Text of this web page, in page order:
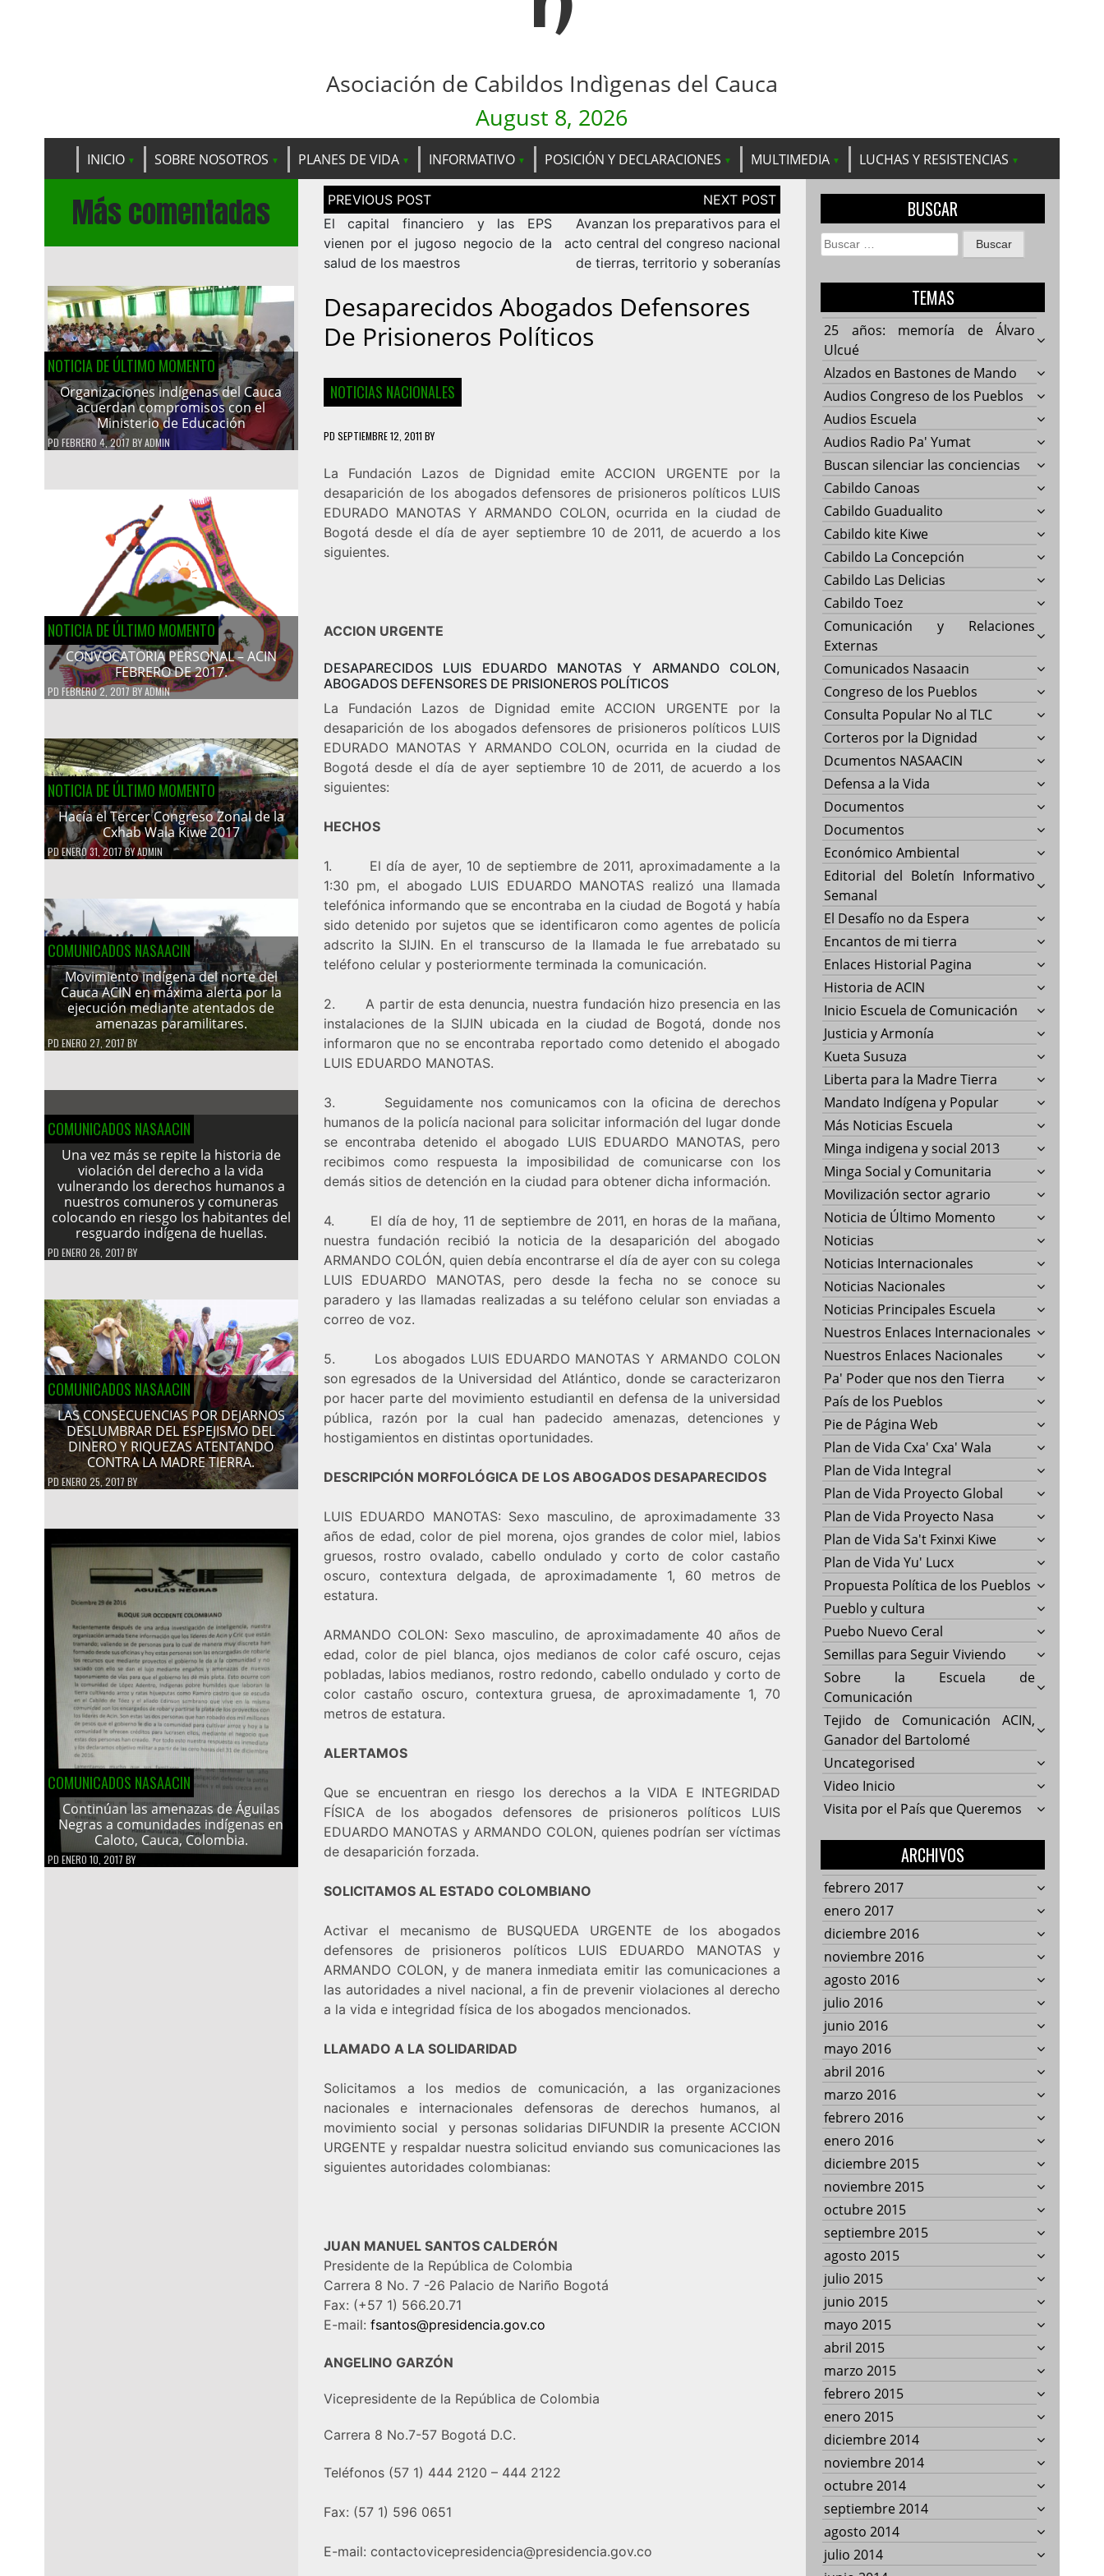
Asociación de Cabildos Indìgenas del Cauca
August 8, 2026
INICIO SOBRE NOSOTROS PLANES DE VIDA INFORMATIVO POSICIÓN Y DECLARACIONES MULTIMEDIA LUCHAS Y RESISTENCIAS
Más comentadas
NOTICIA DE ÚLTIMO MOMENTO
Organizaciones indígenas del Cauca
acuerdan compromisos con el
Ministerio de Educación
PD FEBRERO 4, 2017 BYADMIN
NOTICIA DE ÚLTIMO MOMENTO
CONVOCATORIA PERSONAL – ACIN
FEBRERO DE 2017.
PD FEBRERO 2, 2017BYADMIN
NOTICIA DE ÚLTIMO MOMENTO
Hacía el Tercer Congreso Zonal de la
Cxhab Wala Kiwe 2017
PDENERO 31, 2017BYADMIN
COMUNICADOS NASAACIN
Movimiento indígena del norte del
Cauca ACIN en máxima alerta por la
ejecución mediante atentados de
amenazas paramilitares.
PD ENERO 27, 2017 BY
COMUNICADOS NASAACIN
Una vez más se repite la historia de
violación del derecho a la vida
vulnerando los derechos humanos a
nuestros comuneros y comuneras
colocando en riesgo los habitantes del
resguardo indígena de huellas.
PD ENERO 26, 2017 BY
COMUNICADOS NASAACIN
LAS CONSECUENCIAS POR DEJARNOS
DESLUMBRAR DEL ESPEJISMO DEL
DINERO Y RIQUEZAS ATENTANDO
CONTRA LA MADRE TIERRA.
PDENERO 25, 2017 BY
COMUNICADOS NASAACIN
Continúan las amenazas de Águilas
Negras a comunidades indígenas en
Caloto, Cauca, Colombia.
PD ENERO 10, 2017 BY
Navegación
de
entradas
El capital financiero y las EPS
vienen por el jugoso negocio de la
salud de los maestros
Avanzan los preparativos para el
acto central del congreso nacional
de tierras, territorio y soberanías
Desaparecidos Abogados Defensores
De Prisioneros Políticos
NOTICIAS NACIONALES
PD SEPTIEMBRE 12, 2011 BY
La Fundación Lazos de Dignidad emite ACCION URGENTE por la
desaparición de los abogados defensores de prisioneros políticos LUIS
EDURADO MANOTAS Y ARMANDO COLON, ocurrida en la ciudad de
Bogotá desde el día de ayer septiembre 10 de 2011, de acuerdo a los
siguientes.
ACCION URGENTE
DESAPARECIDOS LUIS EDUARDO MANOTAS Y ARMANDO COLON,
ABOGADOS DEFENSORES DE PRISIONEROS POLÍTICOS
La Fundación Lazos de Dignidad emite ACCION URGENTE por la
desaparición de los abogados defensores de prisioneros políticos LUIS
EDURADO MANOTAS Y ARMANDO COLON, ocurrida en la ciudad de
Bogotá desde el día de ayer septiembre 10 de 2011, de acuerdo a los
siguientes:
HECHOS
1. El día de ayer, 10 de septiembre de 2011, aproximadamente a la
1:30 pm, el abogado LUIS EDUARDO MANOTAS realizó una llamada
telefónica informando que se encontraba en la ciudad de Bogotá y había
sido detenido por sujetos que se identificaron como agentes de policía
adscrito la SIJIN. En el transcurso de la llamada le fue arrebatado su
teléfono celular y posteriormente terminada la comunicación.
2. A partir de esta denuncia, nuestra fundación hizo presencia en las
instalaciones de la SIJIN ubicada en la ciudad de Bogotá, donde nos
informaron que no se encontraba reportado como detenido el abogado
LUIS EDUARDO MANOTAS.
3. Seguidamente nos comunicamos con la oficina de derechos
humanos de la policía nacional para solicitar información del lugar donde
se encontraba detenido el abogado LUIS EDUARDO MANOTAS, pero
recibimos como respuesta la imposibilidad de comunicarse con los
demás sitios de detención en la ciudad para obtener dicha información.
4. El día de hoy, 11 de septiembre de 2011, en horas de la mañana,
nuestra fundación recibió la noticia de la desaparición del abogado
ARMANDO COLÓN, quien debía encontrarse el día de ayer con su colega
LUIS EDUARDO MANOTAS, pero desde la fecha no se conoce su
paradero y las llamadas realizadas a su teléfono celular son enviadas a
correo de voz.
5. Los abogados LUIS EDUARDO MANOTAS Y ARMANDO COLON
son egresados de la Universidad del Atlántico, donde se caracterizaron
por hacer parte del movimiento estudiantil en defensa de la universidad
pública, razón por la cual han padecido amenazas, detenciones y
hostigamientos en distintas oportunidades.
DESCRIPCIÓN MORFOLÓGICA DE LOS ABOGADOS DESAPARECIDOS
LUIS EDUARDO MANOTAS: Sexo masculino, de aproximadamente 33
años de edad, color de piel morena, ojos grandes de color miel, labios
gruesos, rostro ovalado, cabello ondulado y corto de color castaño
oscuro, contextura delgada, de aproximadamente 1, 60 metros de
estatura.
ARMANDO COLON: Sexo masculino, de aproximadamente 40 años de
edad, color de piel blanca, ojos medianos de color café oscuro, cejas
pobladas, labios medianos, rostro redondo, cabello ondulado y corto de
color castaño oscuro, contextura gruesa, de aproximadamente 1, 70
metros de estatura.
ALERTAMOS
Que se encuentran en riesgo los derechos a la VIDA E INTEGRIDAD
FÍSICA de los abogados defensores de prisioneros políticos LUIS
EDUARDO MANOTAS y ARMANDO COLON, quienes podrían ser víctimas
de desaparición forzada.
SOLICITAMOS AL ESTADO COLOMBIANO
Activar el mecanismo de BUSQUEDA URGENTE de los abogados
defensores de prisioneros políticos LUIS EDUARDO MANOTAS y
ARMANDO COLON, y de manera inmediata emitir las comunicaciones a
las autoridades a nivel nacional, a fin de prevenir violaciones al derecho
a la vida e integridad física de los abogados mencionados.
LLAMADO A LA SOLIDARIDAD
Solicitamos a los medios de comunicación, a las organizaciones
nacionales e internacionales defensoras de derechos humanos, al
movimiento social y personas solidarias DIFUNDIR la presente ACCION
URGENTE y respaldar nuestra solicitud enviando sus comunicaciones las
siguientes autoridades colombianas:
JUAN MANUEL SANTOS CALDERÓN
Presidente de la República de Colombia
Carrera 8 No. 7 -26 Palacio de Nariño Bogotá
Fax: (+57 1) 566.20.71
E-mail: fsantos@presidencia.gov.co
ANGELINO GARZÓN
Vicepresidente de la República de Colombia
Carrera 8 No.7-57 Bogotá D.C.
Teléfonos (57 1) 444 2120 – 444 2122
Fax: (57 1) 596 0651
E-mail: contactovicepresidencia@presidencia.gov.co
BUSCAR
Buscar:
TEMAS
25 años: memoría de Álvaro
Ulcué
Alzados en Bastones de Mando
Audios Congreso de los Pueblos
Audios Escuela
Audios Radio Pa' Yumat
Buscan silenciar las conciencias
Cabildo Canoas
Cabildo Guadualito
Cabildo kite Kiwe
Cabildo La Concepción
Cabildo Las Delicias
Cabildo Toez
Comunicación y Relaciones
Externas
Comunicados Nasaacin
Congreso de los Pueblos
Consulta Popular No al TLC
Corteros por la Dignidad
Dcumentos NASAACIN
Defensa a la Vida
Documentos
Documentos
Económico Ambiental
Editorial del Boletín Informativo
Semanal
El Desafío no da Espera
Encantos de mi tierra
Enlaces Historial Pagina
Historia de ACIN
Inicio Escuela de Comunicación
Justicia y Armonía
Kueta Susuza
Liberta para la Madre Tierra
Mandato Indígena y Popular
Más Noticias Escuela
Minga indigena y social 2013
Minga Social y Comunitaria
Movilización sector agrario
Noticia de Último Momento
Noticias
Noticias Internacionales
Noticias Nacionales
Noticias Principales Escuela
Nuestros Enlaces Internacionales
Nuestros Enlaces Nacionales
Pa' Poder que nos den Tierra
País de los Pueblos
Pie de Página Web
Plan de Vida Cxa' Cxa' Wala
Plan de Vida Integral
Plan de Vida Proyecto Global
Plan de Vida Proyecto Nasa
Plan de Vida Sa't Fxinxi Kiwe
Plan de Vida Yu' Lucx
Propuesta Política de los Pueblos
Pueblo y cultura
Puebo Nuevo Ceral
Semillas para Seguir Viviendo
Sobre la Escuela de
Comunicación
Tejido de Comunicación ACIN,
Ganador del Bartolomé
Uncategorised
Video Inicio
Visita por el País que Queremos
ARCHIVOS
febrero 2017
enero 2017
diciembre 2016
noviembre 2016
agosto 2016
julio 2016
junio 2016
mayo 2016
abril 2016
marzo 2016
febrero 2016
enero 2016
diciembre 2015
noviembre 2015
octubre 2015
septiembre 2015
agosto 2015
julio 2015
junio 2015
mayo 2015
abril 2015
marzo 2015
febrero 2015
enero 2015
diciembre 2014
noviembre 2014
octubre 2014
septiembre 2014
agosto 2014
julio 2014